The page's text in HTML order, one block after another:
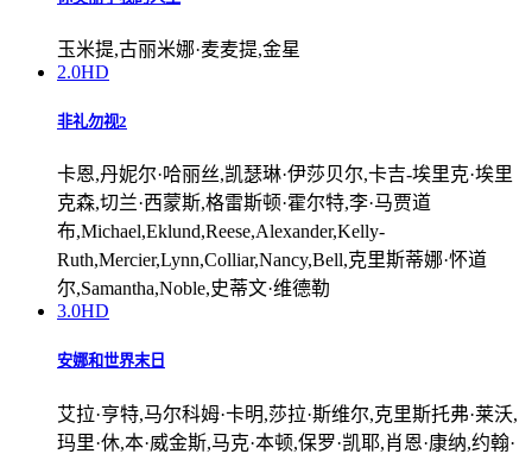
玉米提,古丽米娜·麦麦提,金星
2.0HD
非礼勿视2
卡恩,丹妮尔·哈丽丝,凯瑟琳·伊莎贝尔,卡吉-埃里克·埃里
克森,切兰·西蒙斯,格雷斯顿·霍尔特,李·马贾道
布,Michael,Eklund,Reese,Alexander,Kelly-
Ruth,Mercier,Lynn,Colliar,Nancy,Bell,克里斯蒂娜·怀道
尔,Samantha,Noble,史蒂文·维德勒
3.0HD
安娜和世界末日
艾拉·亨特,马尔科姆·卡明,莎拉·斯维尔,克里斯托弗·莱沃,
玛里·休,本·威金斯,马克·本顿,保罗·凯耶,肖恩·康纳,约翰·